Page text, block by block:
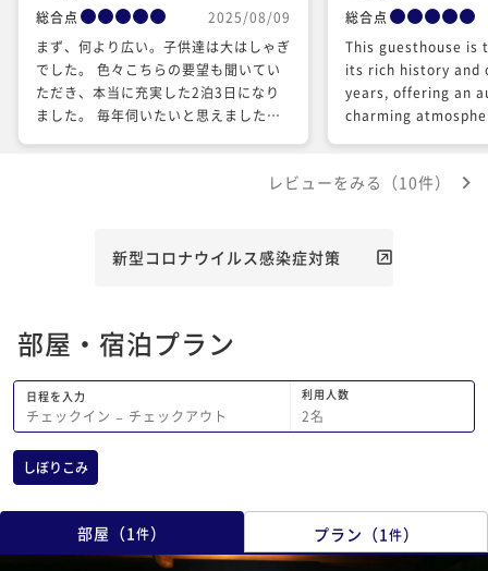
総合点
2025/08/09
まず、何より広い。子供達は大はしゃぎ
でした。 色々こちらの要望も聞いてい
ただき、本当に充実した2泊3日になり
ました。 毎年伺いたいと思えました。
適でした。 2家族以上でいくのが良いか
総合点
This guesthouse is
its rich history and
years, offering an
charming
delicious breakfast
attentive, making
レビューをみる（10件）
新型コロナウイルス感染症対策
部屋・宿泊プラン
日程を入力
チェックイン − チェックアウト
利用人数
2名
しぼりこみ
部屋 （1 件） プラン （1 件）